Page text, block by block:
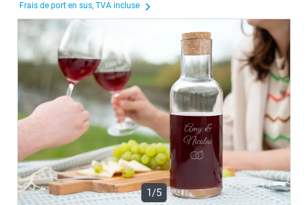
Frais de port en sus, TVA incluse
1/5